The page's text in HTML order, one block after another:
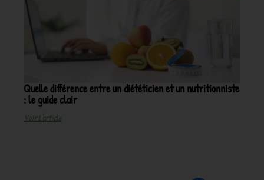
Quelle différence entre un diététicien et un nutritionniste
: le guide clair
Voir L'article